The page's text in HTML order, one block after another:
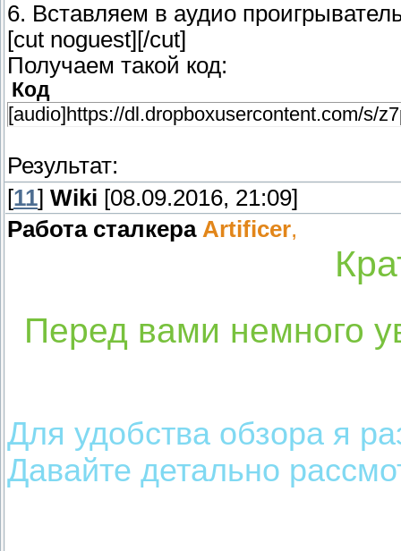
6. Вставляем в аудио
[cut noguest] [/cut]
Получаем такой код:
Код
[audio]https://dl.dropboxusercontent.com/s/
Результат:
[11] Wiki [08.09.2016, 21:09]
Работа сталкера Artificer,
Перед вами немного
Для удобства обзора я
Давайте детально